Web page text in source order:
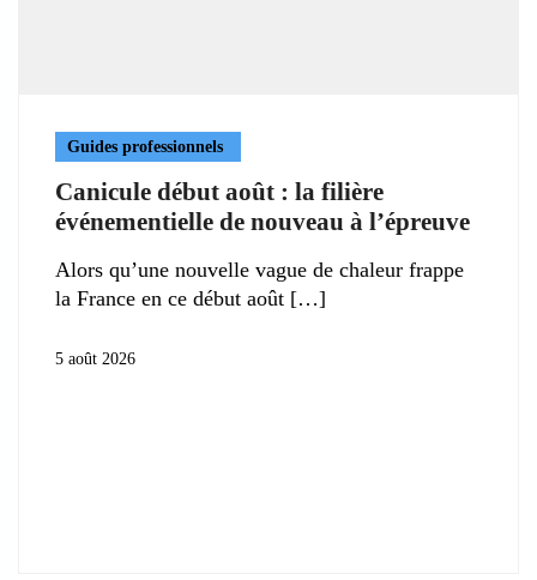
Guides professionnels
Canicule début août : la filière
événementielle de nouveau à l’épreuve
Alors qu’une nouvelle vague de chaleur frappe
la France en ce début août
5 août 2026